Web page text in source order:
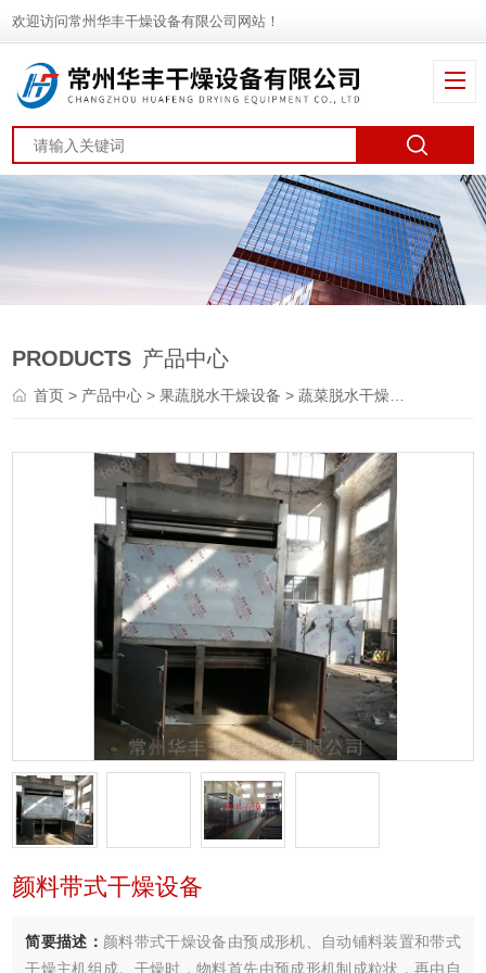
欢迎访问常州华丰干燥设备有限公司网站！
PRODUCTS 产品中心
首页> 产品中心 >果蔬脱水干燥设备 >蔬菜脱水干燥机
颜料带式干燥设备
简要描述： 颜料带式干燥设备由预成形机、自动铺料装置和带式
干燥主机组成。干燥时，物料首先由预成形机制成粒状，再由自